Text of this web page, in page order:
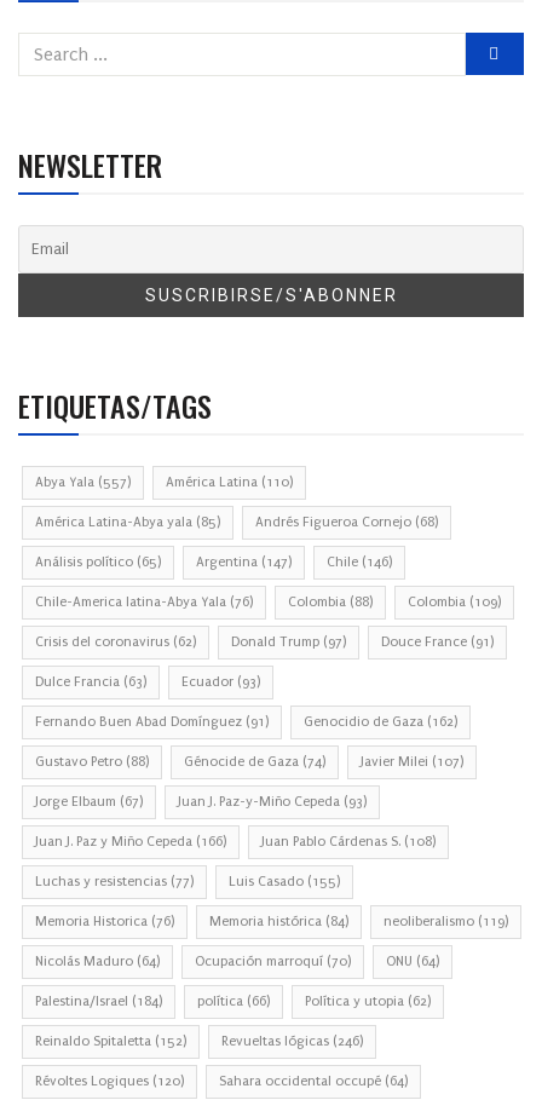
NEWSLETTER
ETIQUETAS/TAGS
Abya Yala (557) América Latina (110)
América Latina-Abya yala (85) Andrés Figueroa Cornejo (68)
Análisis político (65) Argentina (147) Chile (146)
Chile-America latina-Abya Yala (76) Colombia (88) Colombia (109)
Crisis del coronavirus (62) Donald Trump (97) Douce France (91)
Dulce Francia (63) Ecuador (93)
Fernando Buen Abad Domínguez (91) Genocidio de Gaza (162)
Gustavo Petro (88) Génocide de Gaza (74) Javier Milei (107)
Jorge Elbaum (67) Juan J. Paz-y-Miño Cepeda (93)
Juan J. Paz y Miño Cepeda (166) Juan Pablo Cárdenas S. (108)
Luchas y resistencias (77) Luis Casado (155)
Memoria Historica (76) Memoria histórica (84) neoliberalismo (119)
Nicolás Maduro (64) Ocupación marroquí (70) ONU (64)
Palestina/Israel (184) política (66) Política y utopia (62)
Reinaldo Spitaletta (152) Revueltas lógicas (246)
Révoltes Logiques (120) Sahara occidental occupé (64)